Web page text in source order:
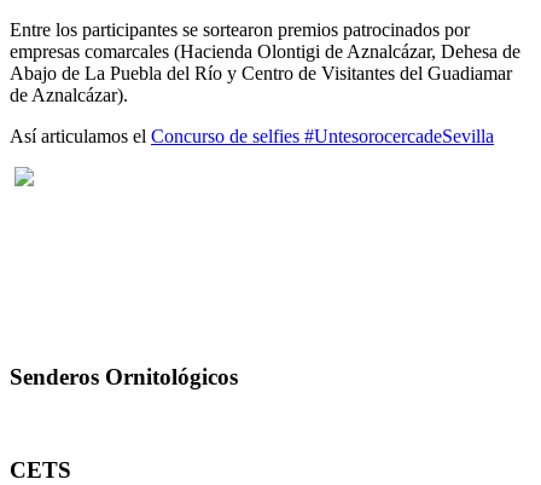
Entre los participantes se sortearon premios patrocinados por
empresas comarcales (Hacienda Olontigi de Aznalcázar, Dehesa de
Abajo de La Puebla del Río y Centro de Visitantes del Guadiamar
de Aznalcázar).
Así articulamos el Concurso de selfies #UntesorocercadeSevilla
Senderos Ornitológicos
CETS